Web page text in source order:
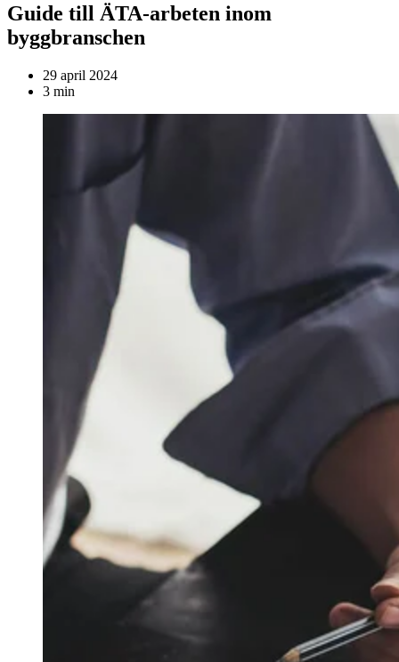
Guide till ÄTA-arbeten inom
byggbranschen
29 april 2024
3 min